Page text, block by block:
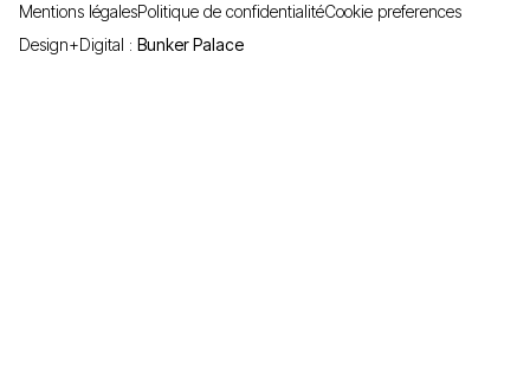
Mentions légalesPolitique de confidentialitéCookie preferences
Design+Digital : Bunker Palace